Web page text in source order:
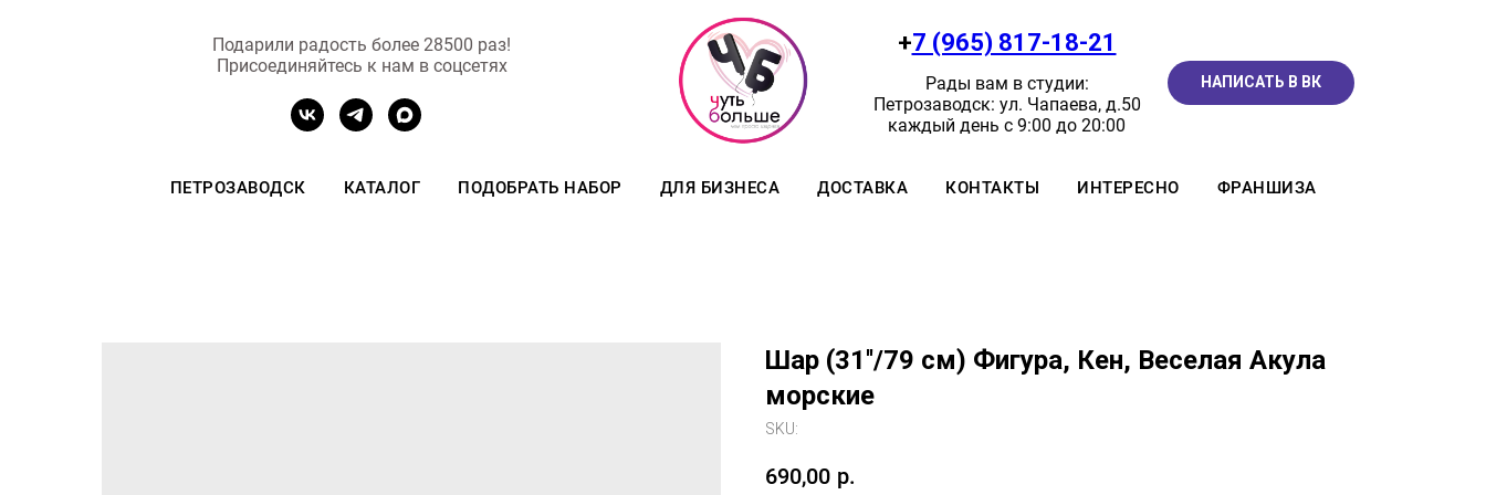
Подарили радость более 28500 раз!
Присоединяйтесь к нам в соцсетях
+7 (965) 817-18-21
Рады вам в студии:
Петрозаводск: ул. Чапаева, д.50
каждый день с 9:00 до 20:00
НАПИСАТЬ В ВК
ПЕТРОЗАВОДСК КАТАЛОГ ПОДОБРАТЬ НАБОР ДЛЯ БИЗНЕСА ДОСТАВКА КОНТАКТЫ ИНТЕРЕСНО ФРАНШИЗА
Шар (31''/79 см) Фигура, Кен, Веселая Акула
морские
SKU:
690,00 р.